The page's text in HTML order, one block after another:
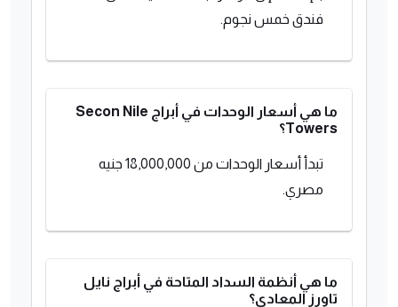
فندق خمس نجوم.
ما هي أسعار الوحدات في أبراج Secon Nile
Towers؟
تبدأ أسعار الوحدات من 18,000,000 جنيه
مصري.
ما هي أنظمة السداد المتاحة في أبراج نايل
تاورز المعادي؟